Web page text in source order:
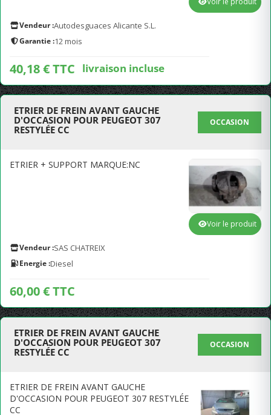
Vendeur :Autodesguaces Alicante S.L.
Garantie :12 mois
40,18 € TTC livraison incluse
ETRIER DE FREIN AVANT GAUCHE
D'OCCASION POUR PEUGEOT 307
RESTYLÉE CC
OCCASION
ETRIER + SUPPORT MARQUE:NC
Vendeur :SAS CHATREIX
Energie :Diesel
60,00 € TTC
Voir le produit
ETRIER DE FREIN AVANT GAUCHE
D'OCCASION POUR PEUGEOT 307
RESTYLÉE CC
OCCASION
ETRIER DE FREIN AVANT GAUCHE
D'OCCASION POUR PEUGEOT 307 RESTYLÉE
CC